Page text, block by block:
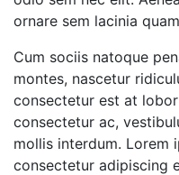
ornare sem lacinia
Cum sociis natoque
montes, nascetur
consectetur est at
consectetur ac,
mollis interdum. Lorem
consectetur adipiscing